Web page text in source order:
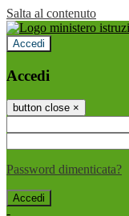
Salta al contenuto
Accedi
Accedi
button close ×
Password dimenticata?